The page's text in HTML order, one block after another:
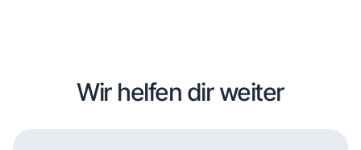
Wir helfen dir weiter